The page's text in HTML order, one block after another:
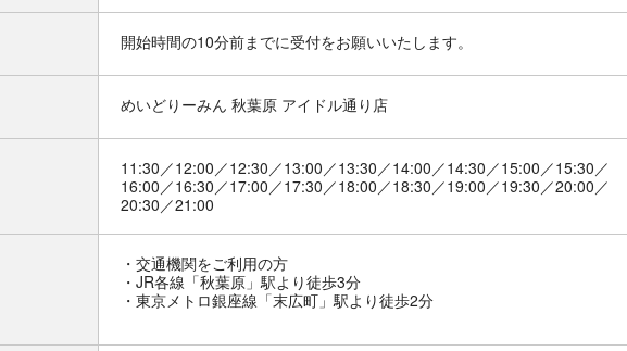
開始時間の10分前までに受付をお願いいたします。
めいどりーみん 秋葉原 アイドル通り店
11:30／12:00／12:30／13:00／13:30／14:00／14:30／15:00／15:30／
16:00／16:30／17:00／17:30／18:00／18:30／19:00／19:30／20:00／
20:30／21:00
交通機関をご利用の方
・JR各線「秋葉原」駅より徒歩3分
・東京メトロ銀座線「末広町」駅より徒歩2分